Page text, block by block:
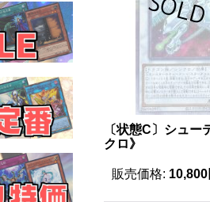
〔状態C〕シュ
クロ》
販売価格: 10,800